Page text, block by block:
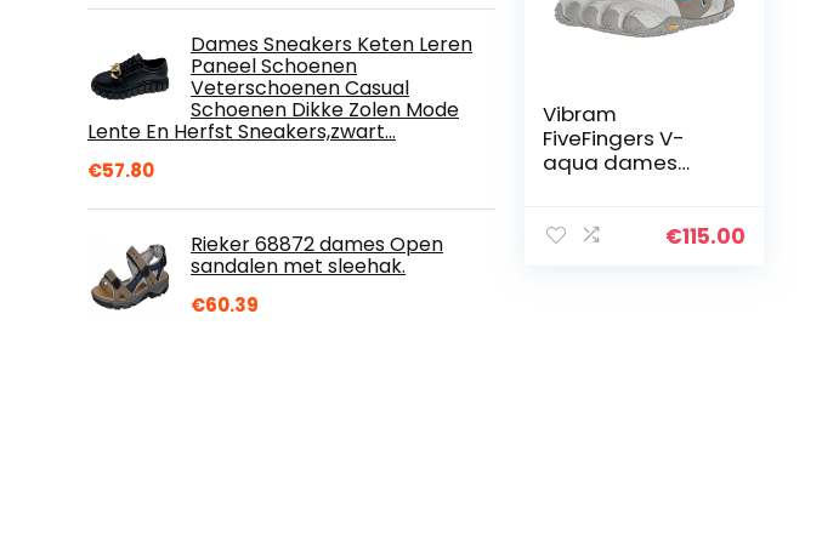
Dames Sneakers Keten Leren
Paneel Schoenen
Veterschoenen Casual
Schoenen Dikke Zolen Mode
Lente En Herfst Sneakers,zwart…
€57.80
Rieker 68872 dames Open
sandalen met sleehak.
€60.39
Vibram
FiveFingers V-
aqua dames
€115.00